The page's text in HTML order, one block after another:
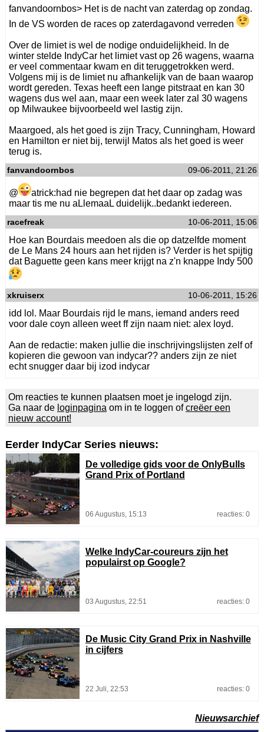
fanvandoornbos> Het is de nacht van zaterdag op zondag.
In de VS worden de races op zaterdagavond verreden
Over de limiet is wel de nodige onduidelijkheid. In de
winter stelde IndyCar het limiet vast op 26 wagens, waarna
er veel commentaar kwam en dit teruggetrokken werd.
Volgens mij is de limiet nu afhankelijk van de baan waarop
wordt gereden. Texas heeft een lange pitstraat en kan 30
wagens dus wel aan, maar een week later zal 30 wagens
op Milwaukee bijvoorbeeld wel lastig zijn.
Maargoed, als het goed is zijn Tracy, Cunningham, Howard
en Hamilton er niet bij, terwijl Matos als het goed is weer
terug is.
fanvandoornbos 09-06-2011, 21:26
@
atrick:had nie begrepen dat het daar op zadag was
maar tis me nu aLlemaaL duidelijk..bedankt iedereen.
racefreak 10-06-2011, 15:06
Hoe kan Bourdais meedoen als die op datzelfde moment
de Le Mans 24 hours aan het rijden is? Verder is het spijtig
dat Baguette geen kans meer krijgt na z'n knappe Indy 500
xkruiserx 10-06-2011, 15:26
idd lol. Maar Bourdais rijd le mans, iemand anders reed
voor dale coyn alleen weet ff zijn naam niet: alex loyd.
Aan de redactie: maken jullie die inschrijvingslijsten zelf of
kopieren die gewoon van indycar?? anders zijn ze niet
echt snugger daar bij izod indycar
Om reacties te kunnen plaatsen moet je ingelogd zijn.
Ga naar de loginpagina om in te loggen ofcreëer een
nieuw account!
Eerder IndyCar Series nieuws:
De volledige gids voor de OnlyBulls
Grand Prix of Portland
06 Augustus, 15:13 reacties: 0
Welke IndyCar-coureurs zijn het
populairst op Google?
03 Augustus, 22:51 reacties: 0
De Music City Grand Prix in Nashville
in cijfers
22 Juli, 22:53 reacties: 0
Nieuwsarchief